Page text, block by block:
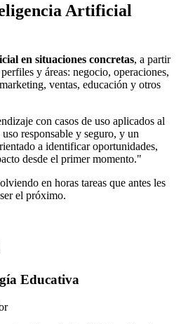
Artificial
en situaciones concretas, a partir
y áreas: negocio, operaciones,
ventas, educación y otros
con casos de uso aplicados al
responsable y seguro, y un
a identificar oportunidades,
desde el primer momento."
en horas tareas que antes les
el próximo.
Educativa